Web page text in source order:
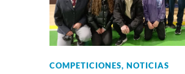
COMPETICIONES, NOTICIAS